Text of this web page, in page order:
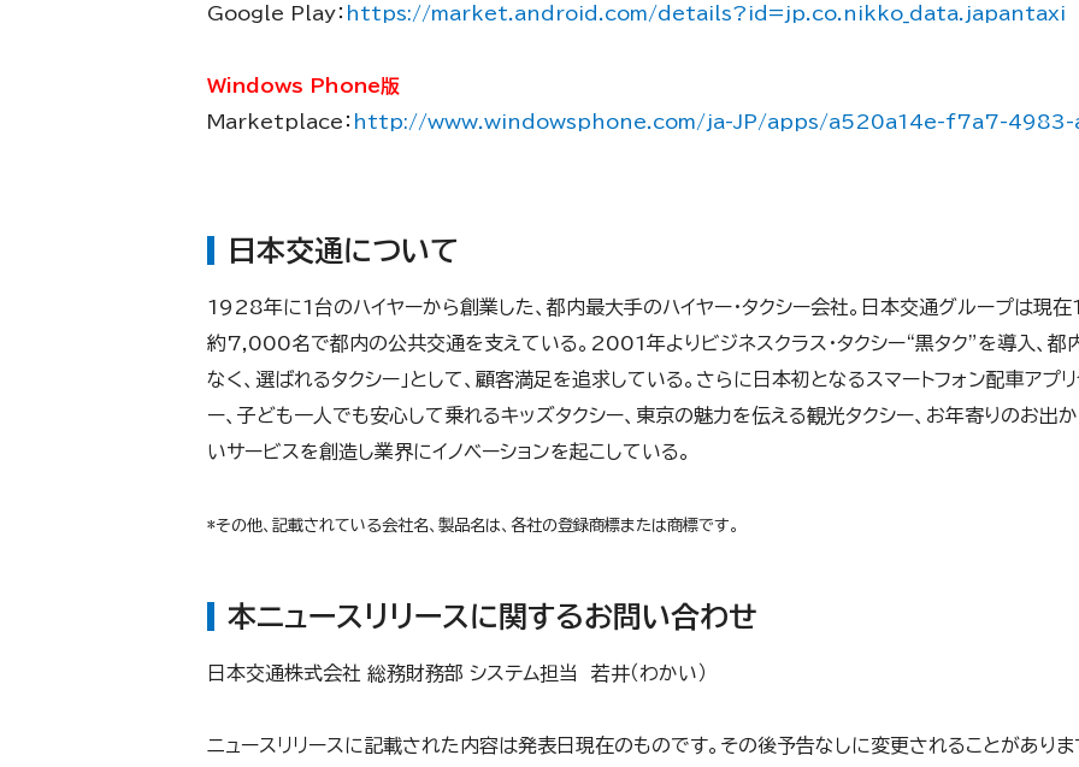
Google Play： https://market.android.com/details?id=jp.co.nikko_data.japantaxi
Windows Phone版
Marketplace： http://www.windowsphone.com/ja-JP/apps/a520a14e-f7a7-
日本交通について
1928年に1台のハイヤーから創業した、都内最大手のハイヤー・タクシー会社。日本交通グループは現
約7,000名で都内の公共交通を支えている。2001年よりビジネスクラス・タクシー“黒タク”を導入、都
なく、選ばれるタクシー」として、顧客満足を追求している。さらに日本初となるスマートフォン配車アプ
ー、子ども一人でも安心して乗れるキッズタクシー、東京の魅力を伝える観光タクシー、お年寄りのお出
いサービスを創造し業界にイノベーションを起こしている。
*その他、記載されている会社名、製品名は、各社の登録商標または商標です。
本ニュースリリースに関するお問い合わせ
日本交通株式会社 総務財務部 システム担当 若井（わかい）
ニュースリリースに記載された内容は発表日現在のものです。その後予告なしに変更されることがありま